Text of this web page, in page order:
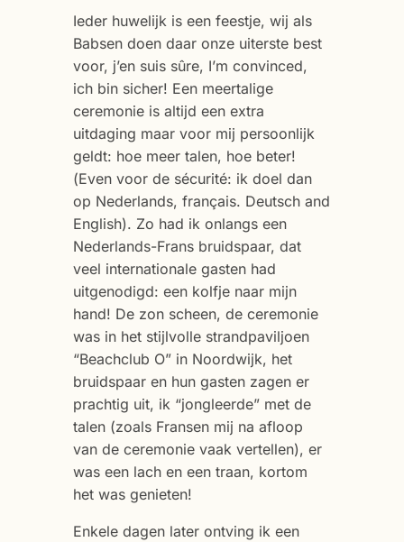
Ieder huwelijk is een feestje, wij als
Babsen doen daar onze uiterste best
voor, j’en suis sûre, I’m convinced,
ich bin sicher! Een meertalige
ceremonie is altijd een extra
uitdaging maar voor mij persoonlijk
geldt: hoe meer talen, hoe beter!
(Even voor de sécurité: ik doel dan
op Nederlands, français. Deutsch and
English). Zo had ik onlangs een
Nederlands-Frans bruidspaar, dat
veel internationale gasten had
uitgenodigd: een kolfje naar mijn
hand! De zon scheen, de ceremonie
was in het stijlvolle strandpaviljoen
“Beachclub O” in Noordwijk, het
bruidspaar en hun gasten zagen er
prachtig uit, ik “jongleerde” met de
talen (zoals Fransen mij na afloop
van de ceremonie vaak vertellen), er
was een lach en een traan, kortom
het was genieten!
Enkele dagen later ontving ik een